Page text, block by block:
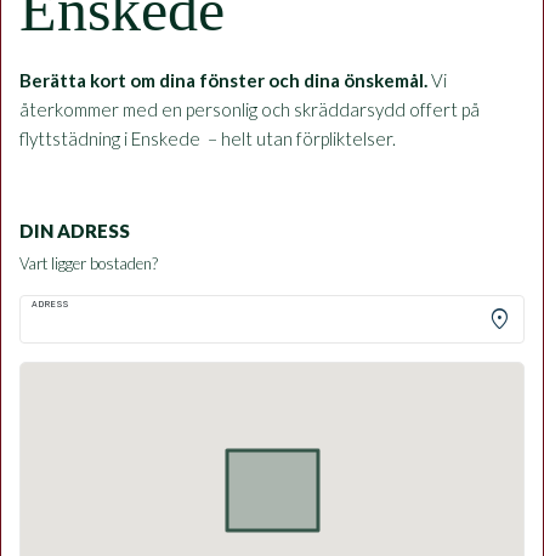
Berätta kort om dina fönster och dina önskemål.Vi
återkommer med en personlig och skräddarsydd offert på
flyttstädning i Enskede – helt utan förpliktelser.
DIN ADRESS
Vart ligger bostaden?
ADRESS
location_on